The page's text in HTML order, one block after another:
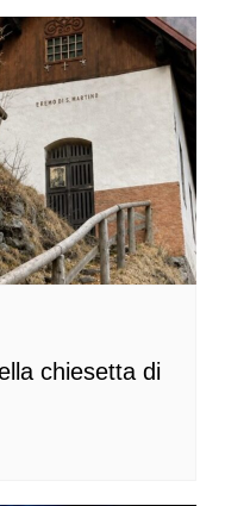
chiesetta di